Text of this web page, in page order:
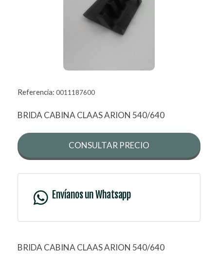
Referencia: 0011187600
BRIDA CABINA CLAAS ARION 540/640
CONSULTAR PRECIO
Envíanos un Whatsapp
BRIDA CABINA CLAAS ARION 540/640